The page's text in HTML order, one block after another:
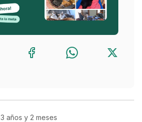
3 años y 2 meses